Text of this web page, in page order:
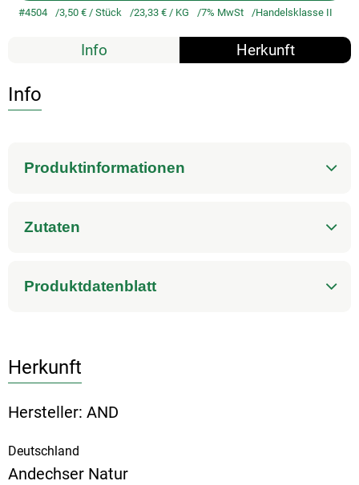
#4504 3,50 € / Stück 23,33 € / KG 7% MwSt Handelsklasse II
Info Herkunft
Info
Produktinformationen
Zutaten
Produktdatenblatt
Herkunft
Hersteller: AND
Deutschland
Andechser Natur